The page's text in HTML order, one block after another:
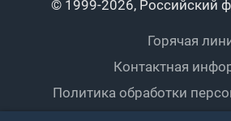
Футбольное двоеборье
© 1999-2026, Российский
Горячая
Контактная
Политика обработки